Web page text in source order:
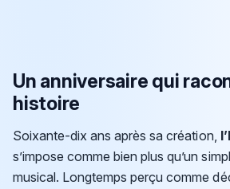
Un anniversaire qui
histoire
Soixante-dix ans après sa création,
s’impose comme bien plus qu’un
musical. Longtemps perçu comme